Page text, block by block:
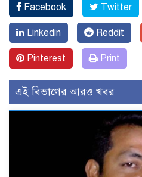
Facebook Twitter
Linkedin Reddit
Pinterest Print
এই বিভাগের আরও খবর